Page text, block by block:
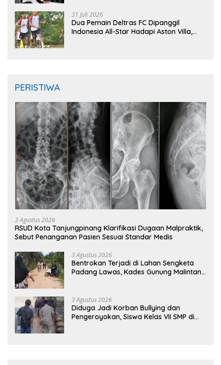
31 Juli 2026
Dua Pemain Deltras FC Dipanggil
Indonesia All-Star Hadapi Aston Villa,
PERISTIWA
3 Agustus 2026
RSUD Kota Tanjungpinang Klarifikasi Dugaan Malpraktik,
Sebut Penanganan Pasien Sesuai Standar Medis
3 Agustus 2026
Bentrokan Terjadi di Lahan Sengketa
Padang Lawas, Kades Gunung Malintang
3 Agustus 2026
Diduga Jadi Korban Bullying dan
Pengeroyokan, Siswa Kelas VII SMP di